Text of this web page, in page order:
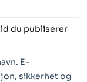
du publiserer
E-
sikkerhet og